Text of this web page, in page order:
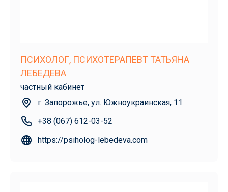
ПСИХОЛОГ, ПСИХОТЕРАПЕВТ ТАТЬЯНА
ЛЕБЕДЕВА
частный кабинет
г. Запорожье, ул. Южноукраинская, 11
+38 (067) 612-03-52
https://psiholog-lebedeva.com